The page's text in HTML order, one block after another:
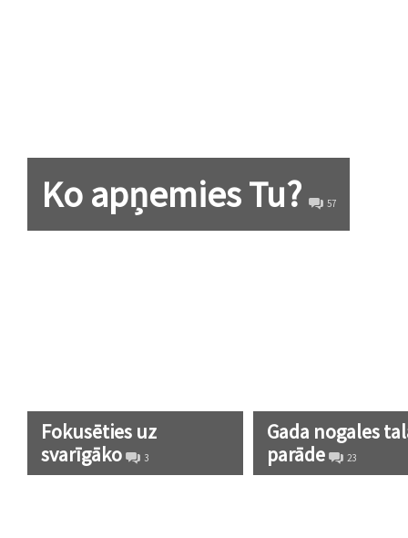
Ko apņemies Tu? 57
Fokusēties uz
svarīgāko
3
Gada nogales
parāde
23